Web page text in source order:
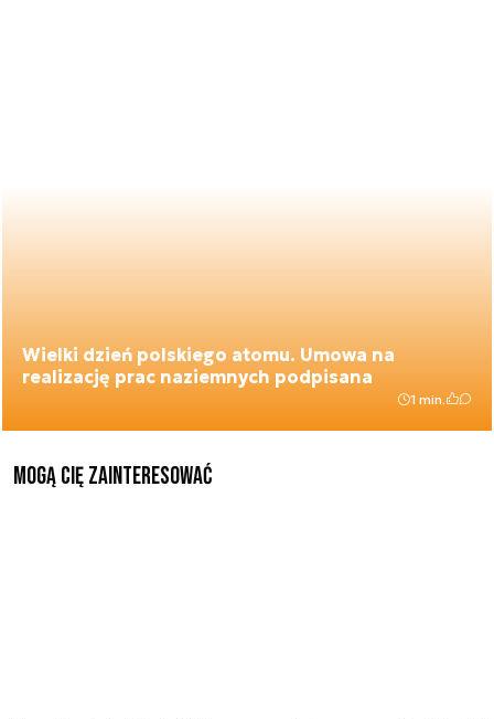
Wielki dzień polskiego atomu. Umowa na
realizację prac naziemnych podpisana
1 min.
Mogą Cię zainteresować